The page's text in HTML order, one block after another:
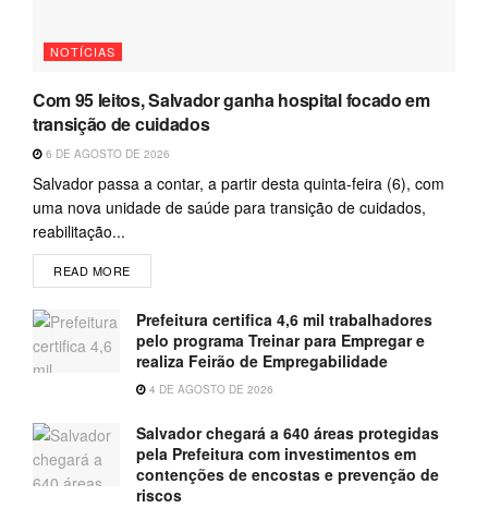
NOTÍCIAS
Com 95 leitos, Salvador ganha hospital focado em
transição de cuidados
6 DE AGOSTO DE 2026
Salvador passa a contar, a partir desta quinta-feira (6), com
uma nova unidade de saúde para transição de cuidados,
reabilitação...
READ MORE
Prefeitura certifica 4,6 mil trabalhadores
pelo programa Treinar para Empregar e
realiza Feirão de Empregabilidade
4 DE AGOSTO DE 2026
Salvador chegará a 640 áreas protegidas
pela Prefeitura com investimentos em
contenções de encostas e prevenção de
riscos